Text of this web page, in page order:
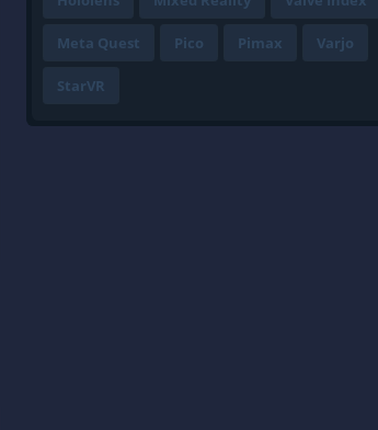
Meta Quest Pico Pimax Varjo
StarVR